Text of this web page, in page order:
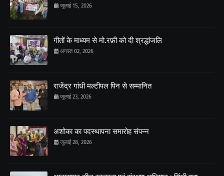
जुलाई 15, 2026
गीतों के माध्यम से मो.रफ़ी को दी श्रद्धांजलि
अगस्त 02, 2026
राजेंद्र गांधी मल्टीपल पिन से सम्मानित
जुलाई 23, 2026
अशोका का पदस्थापना समारोह संपन्न
जुलाई 28, 2026